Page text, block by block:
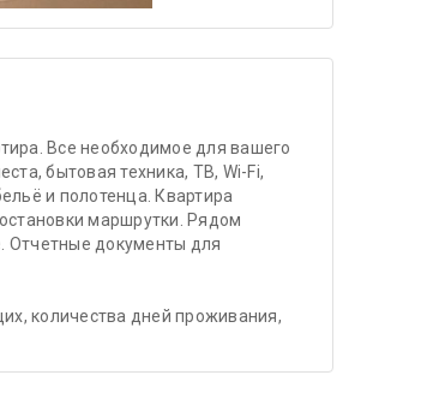
Все необходимое для вашего
бытовая техника, ТВ, Wi-Fi,
и полотенца. Квартира
маршрутки. Рядом
Отчетные документы для
количества дней проживания,